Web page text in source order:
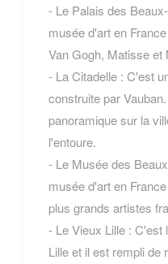
- Le Palais des
musée d'art en
Van Gogh, Matisse et
- La Citadelle : C'est
construite par
panoramique sur la
l'entoure.
- Le Musée des
musée d'art en
plus grands artistes
- Le Vieux Lille : C'est
Lille et il est rempli de